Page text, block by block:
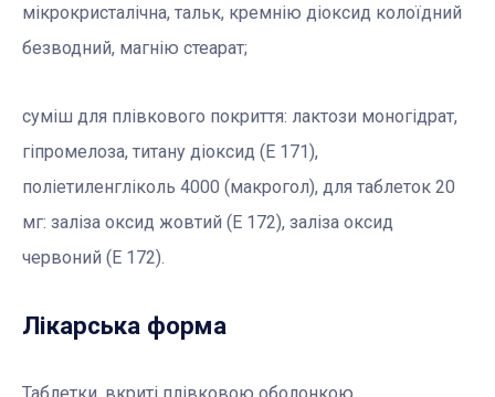
мікрокристалічна, тальк, кремнію діоксид колоїдний
безводний, магнію стеарат;
суміш для плівкового покриття: лактози моногідрат,
гіпромелоза, титану діоксид (E 171),
поліетиленгліколь 4000 (макрогол), для таблеток 20
мг: заліза оксид жовтий (E 172), заліза оксид
червоний (E 172).
Лікарська форма
Таблетки, вкриті плівковою оболонкою.